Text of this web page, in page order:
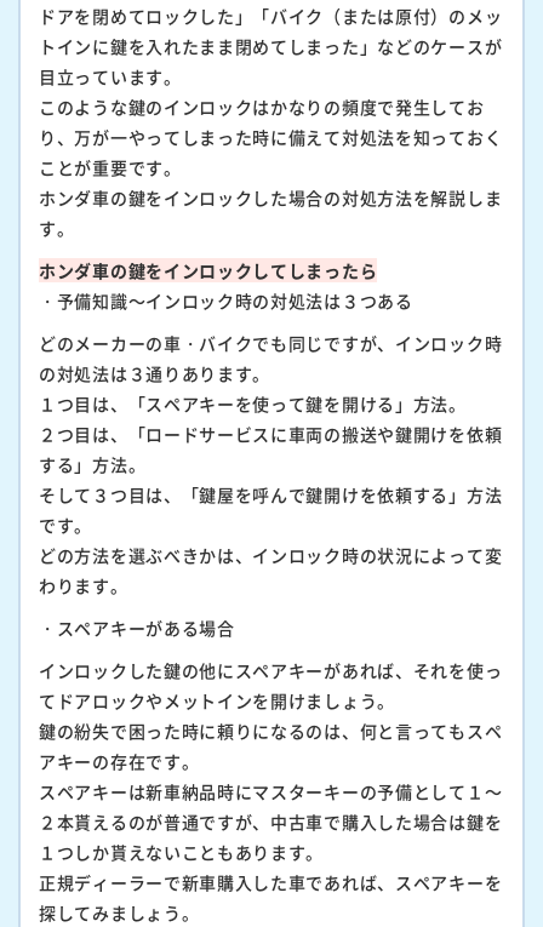
ドアを閉めてロックした」「バイク（または原付）のメッ
トインに鍵を入れたまま閉めてしまった」などのケースが
目立っています。
このような鍵のインロックはかなりの頻度で発生してお
り、万が一やってしまった時に備えて対処法を知っておく
ことが重要です。
ホンダ車の鍵をインロックした場合の対処方法を解説しま
す。
ホンダ車の鍵をインロックしてしまったら
・予備知識～インロック時の対処法は３つある
どのメーカーの車・バイクでも同じですが、インロック時
の対処法は３通りあります。
１つ目は、「スペアキーを使って鍵を開ける」方法。
２つ目は、「ロードサービスに車両の搬送や鍵開けを依頼
する」方法。
そして３つ目は、「鍵屋を呼んで鍵開けを依頼する」方法
です。
どの方法を選ぶべきかは、インロック時の状況によって変
わります。
・スペアキーがある場合
インロックした鍵の他にスペアキーがあれば、それを使っ
てドアロックやメットインを開けましょう。
鍵の紛失で困った時に頼りになるのは、何と言ってもスペ
アキーの存在です。
スペアキーは新車納品時にマスターキーの予備として１～
２本貰えるのが普通ですが、中古車で購入した場合は鍵を
１つしか貰えないこともあります。
正規ディーラーで新車購入した車であれば、スペアキーを
探してみましょう。